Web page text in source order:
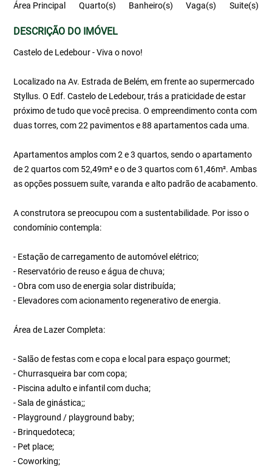
Área Principal
Quarto(s)
Banheiro(s)
Vaga(s)
Suite(s)
DESCRIÇÃO DO IMÓVEL
Castelo de Ledebour - Viva o novo!
Localizado na Av. Estrada de Belém, em frente ao supermercado
Styllus. O Edf. Castelo de Ledebour, trás a praticidade de estar
próximo de tudo que você precisa. O empreendimento conta com
duas torres, com 22 pavimentos e 88 apartamentos cada uma.
Apartamentos amplos com 2 e 3 quartos, sendo o apartamento
de 2 quartos com 52,49m² e o de 3 quartos com 61,46m². Ambas
as opções possuem suíte, varanda e alto padrão de acabamento.
A construtora se preocupou com a sustentabilidade. Por isso o
condomínio contempla:
- Estação de carregamento de automóvel elétrico;
- Reservatório de reuso e água de chuva;
- Obra com uso de energia solar distribuída;
- Elevadores com acionamento regenerativo de energia.
Área de Lazer Completa:
- Salão de festas com e copa e local para espaço gourmet;
- Churrasqueira bar com copa;
- Piscina adulto e infantil com ducha;
- Sala de ginástica;;
- Playground / playground baby;
- Brinquedoteca;
- Pet place;
- Coworking;